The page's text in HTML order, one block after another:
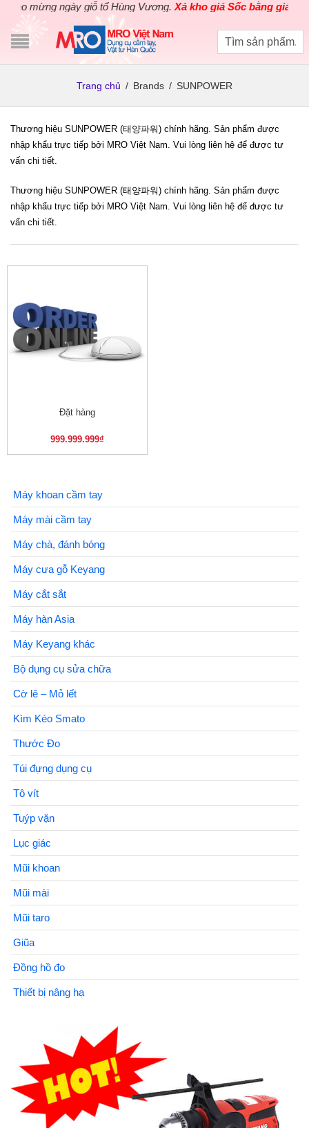
mừng ngày giỗ tổ Hùng Vương.Xả kho giá Sốc bằng giá Gốc
Trang chủ / Brands / SUNPOWER
Thương hiệu SUNPOWER (태양파워) chính hãng. Sản phẩm được
nhập khẩu trực tiếp bởi MRO Việt Nam. Vui lòng liên hệ để được tư
vấn chi tiết.
Thương hiệu SUNPOWER (태양파워) chính hãng. Sản phẩm được
nhập khẩu trực tiếp bởi MRO Việt Nam. Vui lòng liên hệ để được tư
vấn chi tiết.
Đặt hàng
999.999.999₫
Máy khoan cầm tay
Máy mài cầm tay
Máy chà, đánh bóng
Máy cưa gỗ Keyang
Máy cắt sắt
Máy hàn Asia
Máy Keyang khác
Bộ dụng cụ sửa chữa
Cờ lê – Mỏ lết
Kìm Kéo Smato
Thước Đo
Túi đựng dụng cụ
Tô vít
Tuýp vặn
Lục giác
Mũi khoan
Mũi mài
Mũi taro
Giũa
Đồng hồ đo
Thiết bị nâng hạ